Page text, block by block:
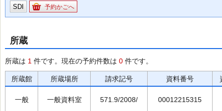
SDI 予約かごへ
所蔵
所蔵は 1 件です。現在の予約件数は 0 件です。
所蔵館 所蔵場所 請求記号 資料番号
一般 一般資料室 571.9/2008/ 00012215315